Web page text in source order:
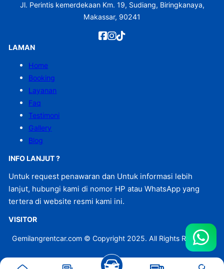
Jl. Perintis kemerdekaan Km. 19, Sudiang, Biringkanaya,
Makassar, 90241
LAMAN
Home
Booking
Layanan
Faq
Testimoni
Gallery
Blog
INFO LANJUT ?
Untuk request penawaran dan Untuk informasi lebih
lanjut, hubungi kami di nomor HP atau WhatsApp yang
tertera di website resmi kami ini.
VISITOR
Gemilangrentcar.com © Copyright 2025. All Rights Reserved